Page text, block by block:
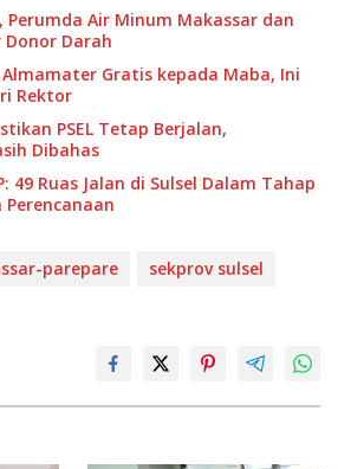
Perumda Air Minum Makassar dan
Darah
Almamater Gratis kepada Maba, Ini
Rektor
PSEL Tetap Berjalan,
Dibahas
49 Ruas Jalan di Sulsel Dalam Tahap
Perencanaan
parepare sekprov sulsel